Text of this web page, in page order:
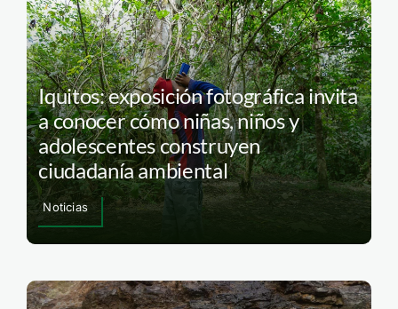
Iquitos: exposición fotográfica invita
a conocer cómo niñas, niños y
adolescentes construyen
ciudadanía ambiental
Noticias